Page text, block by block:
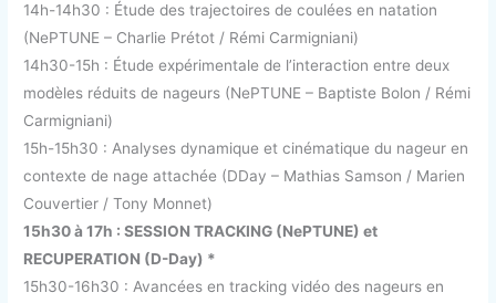
14h-14h30 : Étude des trajectoires de coulées en natation
(NePTUNE – Charlie Prétot / Rémi Carmigniani)
14h30-15h : Étude expérimentale de l’interaction entre deux
modèles réduits de nageurs (NePTUNE – Baptiste Bolon / Rémi
Carmigniani)
15h-15h30 : Analyses dynamique et cinématique du nageur en
contexte de nage attachée (DDay – Mathias Samson / Marien
Couvertier / Tony Monnet)
15h30 à 17h : SESSION TRACKING (NePTUNE) et
RECUPERATION (D-Day) *
15h30-16h30 : Avancées en tracking vidéo des nageurs en